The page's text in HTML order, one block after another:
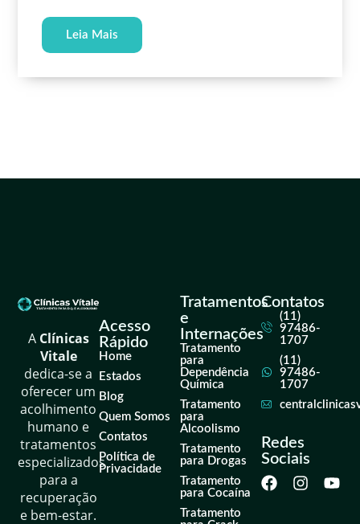
Leia Mais
A Clínicas
Vitale
dedica-se a
oferecer um
acolhimento
humano e
tratamentos
especializados
para a
recuperação
e bem-estar.
Acesso
Rápido
Home
Estados
Blog
Quem Somos
Contatos
Política de
Privacidade
Tratamentos
e
Internações
Tratamento
para
Dependência
Química
Tratamento
para
Alcoolismo
Tratamento
para Drogas
Tratamento
para Cocaína
Tratamento
Contatos
(11)
97486-
1707
(11)
97486-
1707
Redes
Sociais